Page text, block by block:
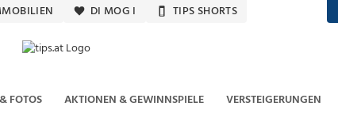
DI MOG I TIPS SHORTS
FOTOS AKTIONEN & GEWINNSPIELE VERSTEIGERUNGEN